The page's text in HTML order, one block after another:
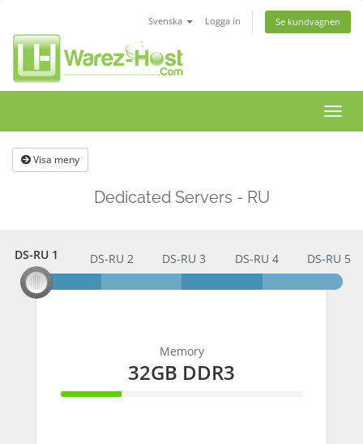
Svenska Logga in Se kundvagnen
Växla
Visa meny
Dedicated Servers - RU
DS-RU 1
DS-RU 1 DS-RU 2 DS-RU 3 DS-RU 4 DS-RU 5
Memory
32GB DDR3
25%